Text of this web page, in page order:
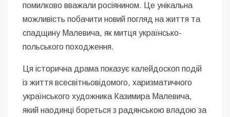
помилково вважали росіянином. Це унікальна
можливість побачити новий погляд на життя та
спадщину Малевича, як митця українсько-
польського походження.
Ця історична драма показує калейдоскоп подій
із життя всесвітньовідомого, харизматичного
українського художника Казимира Малевича,
який наодинці бореться з радянською владою за